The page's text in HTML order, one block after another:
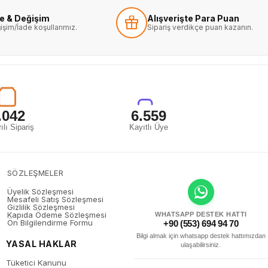
& Değişim
İade koşullarımız.
Alışverişte Para Puan
Sipariş verdikçe puan kazanın.
Sipariş
6.559
Kayıtlı Üye
SÖZLEŞMELER
Üyelik Sözleşmesi
Mesafeli Satış Sözleşmesi
Gizlilik Sözleşmesi
Kapıda Ödeme Sözleşmesi
Ön Bilgilendirme Formu
YASAL HAKLAR
Tüketici Kanunu
WHATSAPP DESTEK HATTI
+90 (553) 694 94 70
Bilgi almak için whatsapp destek hattımızdan
ulaşabilirsiniz.